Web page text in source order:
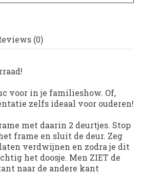
(0)
voor in je familieshow. Of,
zelfs ideaal voor ouderen!
met daarin 2 deurtjes. Stop
frame en sluit de deur. Zeg
verdwijnen en zodra je dit
het doosje. Men ZIET de
naar de andere kant